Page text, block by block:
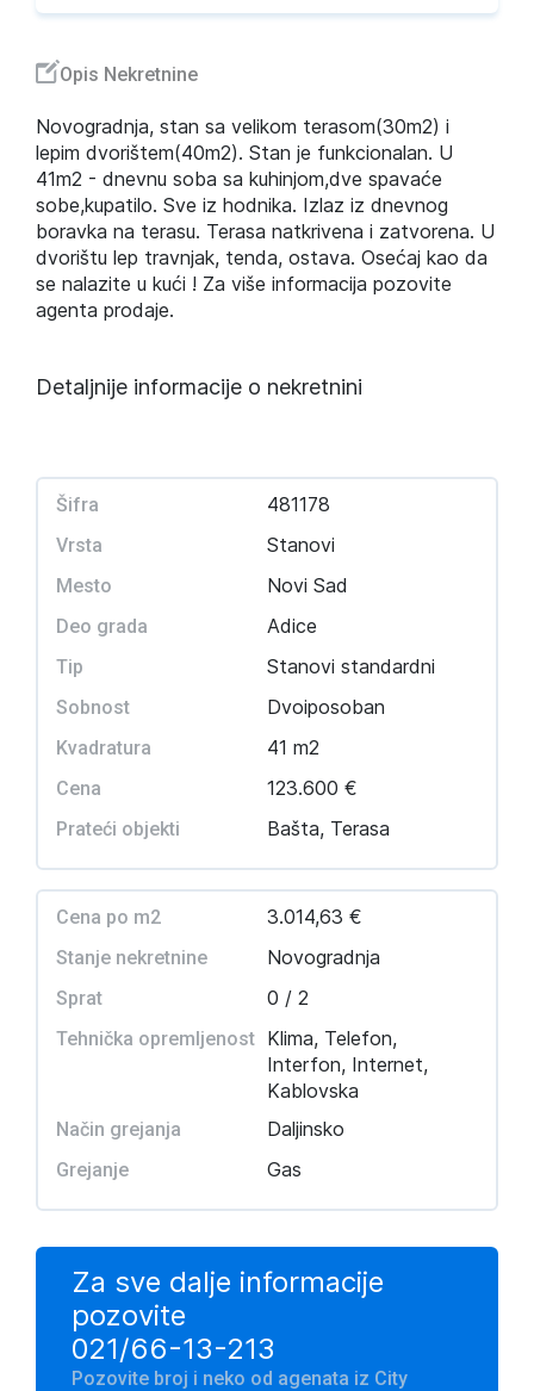
Opis Nekretnine
Novogradnja, stan sa velikom terasom(30m2) i
lepim dvorištem(40m2). Stan je funkcionalan. U
41m2 - dnevnu soba sa kuhinjom,dve spavaće
sobe,kupatilo. Sve iz hodnika. Izlaz iz dnevnog
boravka na terasu. Terasa natkrivena i zatvorena. U
dvorištu lep travnjak, tenda, ostava. Osećaj kao da
se nalazite u kući ! Za više informacija pozovite
agenta prodaje.
Detaljnije informacije o nekretnini
Šifra 481178
Vrsta Stanovi
Mesto Novi Sad
Deo grada Adice
Tip Stanovi standardni
Sobnost Dvoiposoban
Kvadratura 41 m2
Cena 123.600 €
Prateći objekti Bašta, Terasa
Cena po m2 3.014,63 €
Stanje nekretnine Novogradnja
Sprat 0 / 2
Tehnička opremljenost Klima, Telefon,
Interfon, Internet,
Kablovska
Način grejanja Daljinsko
Grejanje Gas
Za sve dalje informacije
pozovite
021/66-13-213
Pozovite broj i neko od agenata iz City